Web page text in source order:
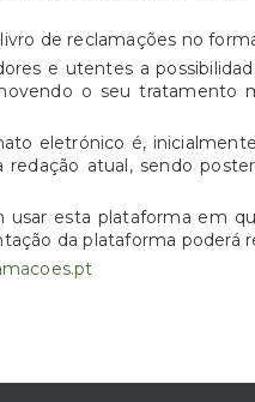
de reclamações no
e utentes a
o seu
eletrónico é,
atual, sendo
esta plataforma em
da plataforma